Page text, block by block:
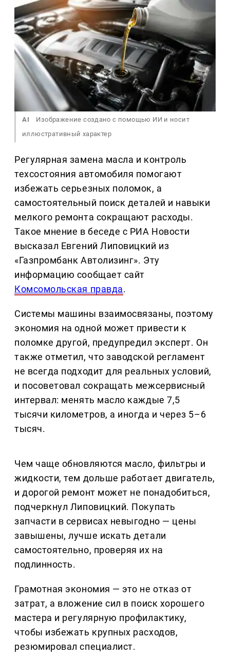
AI
Изображение создано с помощью ИИ и носит
иллюстративный характер
Регулярная замена масла и контроль
техсостояния автомобиля помогают
избежать серьезных поломок, а
самостоятельный поиск деталей и навыки
мелкого ремонта сокращают расходы.
Такое мнение в беседе с РИА Новости
высказал Евгений Липовицкий из
«Газпромбанк Автолизинг». Эту
информацию сообщает сайт
Комсомольская правда.
Системы машины взаимосвязаны, поэтому
экономия на одной может привести к
поломке другой, предупредил эксперт. Он
также отметил, что заводской регламент
не всегда подходит для реальных условий,
и посоветовал сокращать межсервисный
интервал: менять масло каждые 7,5
тысячи километров, а иногда и через 5–6
тысяч.
Чем чаще обновляются масло, фильтры и
жидкости, тем дольше работает двигатель,
и дорогой ремонт может не понадобиться,
подчеркнул Липовицкий. Покупать
запчасти в сервисах невыгодно — цены
завышены, лучше искать детали
самостоятельно, проверяя их на
подлинность.
Грамотная экономия — это не отказ от
затрат, а вложение сил в поиск хорошего
мастера и регулярную профилактику,
чтобы избежать крупных расходов,
резюмировал специалист.